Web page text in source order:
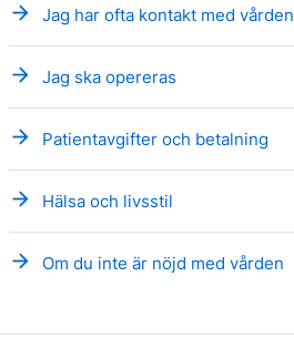
arrow_forward Jag har ofta kontakt med vården
arrow_forward Jag ska opereras
arrow_forward Patientavgifter och betalning
arrow_forward Hälsa och livsstil
arrow_forward Om du inte är nöjd med vården